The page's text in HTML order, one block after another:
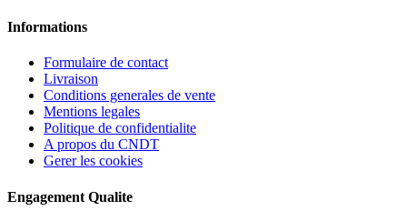
Informations
Formulaire de contact
Livraison
Conditions generales de vente
Mentions legales
Politique de confidentialite
A propos du CNDT
Gerer les cookies
Engagement Qualite